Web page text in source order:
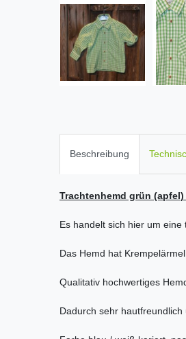
Beschreibung
Trachtenhemd grün
Es handelt sich hier um
Das Hemd hat
Qualitativ hochwertiges
Dadurch sehr